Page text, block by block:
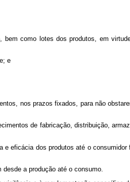
como lotes dos produtos, em
e
nos prazos fixados, para não
de fabricação, distribuição,
e eficácia dos produtos até o
a produção até o consumo.